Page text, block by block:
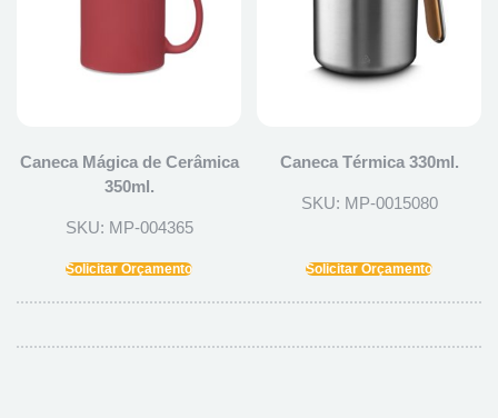
Caneca Mágica de Cerâmica
350ml.
SKU: MP-004365
Solicitar Orçamento
Caneca Térmica 330ml.
SKU: MP-0015080
Solicitar Orçamento